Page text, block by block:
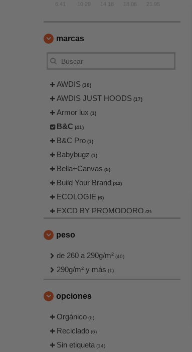
6.41 14.18 21.95
marcas
AWDIS (30)
AWDIS JUST HOODS (17)
Armor lux (1)
B&C (41)
B&C Pro (1)
Babybugz (1)
Bella+Canvas (5)
Build Your Brand (34)
ECOLOGIE (6)
EXCD BY PROMODORO (2)
(2)
Fruit of the Loom
Gildan
JHK (10)
Jack&Jones
Just Cool (3)
peso
de 260 a 290g/m² (40)
290g/m² y más (1)
opciones
Orgánico (6)
Reciclado (6)
Sin etiqueta (14)